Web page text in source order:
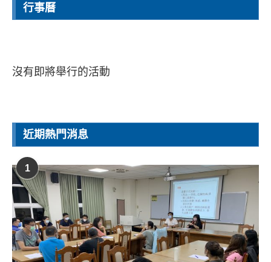
行事曆
沒有即將舉行的活動
近期熱門消息
1